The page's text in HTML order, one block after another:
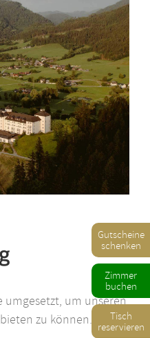
Gutscheine
schenken
Zimmer
buchen
Tisch
reservieren
umgesetzt, um unseren
zu können.